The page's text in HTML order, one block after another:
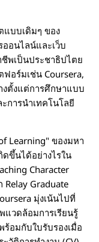
แบบเดิมๆ ของ
ออนไลน์และเว็บ
พเป็นประชาธิปไตย
อร์มเช่น Coursera,
งตั้งแต่การศึกษาแบบ
การนำเทคโนโลยี
Learning" ของมหา
ดขึ้นได้อย่างไรใน
Character
Relay Graduate
มุ่งเน้นไปที่
วดล้อมการเรียนรู้
อมกับใบรับรองเมื่อ